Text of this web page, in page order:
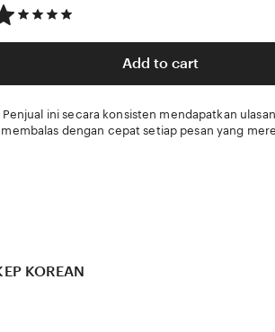
Add to cart
Penjual ini secara konsisten mendapatkan
dengan cepat setiap pesan yang
KOREAN